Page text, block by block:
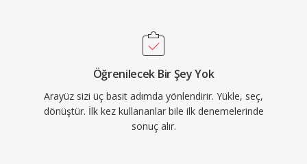
Öğrenilecek Bir Şey Yok
Arayüz sizi üç basit adımda yönlendirir. Yükle, seç,
dönüştür. İlk kez kullananlar bile ilk denemelerinde
sonuç alır.